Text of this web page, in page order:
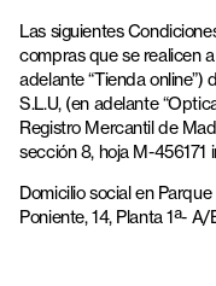
Las siguientes
compras que se realicen
adelante “Tienda
S.L.U, (en adelante
Registro Mercantil de
sección 8, hoja M-456171
Domicilio social en
Poniente, 14, Planta 1ª-